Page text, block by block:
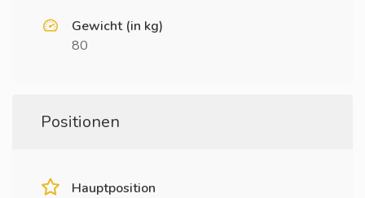
Gewicht (in kg)
80
Positionen
Hauptposition